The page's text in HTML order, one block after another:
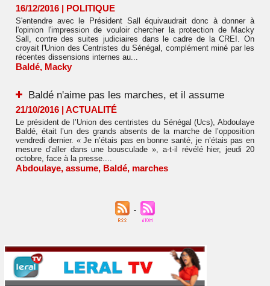
16/12/2016 | POLITIQUE
S'entendre avec le Président Sall équivaudrait donc à donner à
l'opinion l'impression de vouloir chercher la protection de Macky
Sall, contre des suites judiciaires dans le cadre de la CREI. On
croyait l'Union des Centristes du Sénégal, complément miné par les
récentes dissensions internes au...
Baldé, Macky
Baldé n'aime pas les marches, et il assume
21/10/2016 | ACTUALITÉ
Le président de l’Union des centristes du Sénégal (Ucs), Abdoulaye
Baldé, était l’un des grands absents de la marche de l’opposition
vendredi dernier. « Je n’étais pas en bonne santé, je n’étais pas en
mesure d’aller dans une bousculade », a-t-il révélé hier, jeudi 20
octobre, face à la presse....
Abdoulaye, assume, Baldé, marches